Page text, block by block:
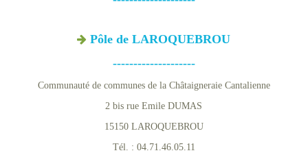
Pôle de LAROQUEBROU
--------------------
Communauté de communes de la Châtaigneraie Cantalienne
2 bis rue Emile DUMAS
15150 LAROQUEBROU
Tél. : 04.71.46.05.11